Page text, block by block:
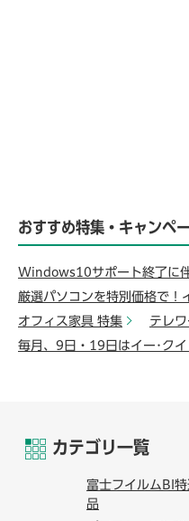
おすすめ特集・キャンペ
Windows10サポート終了に
厳選パソコンを特別価格で！
オフィス家具 特集
テレ
毎月、9日・19日はイー･クイ
カテゴリ一覧
富士フイルムBI
品